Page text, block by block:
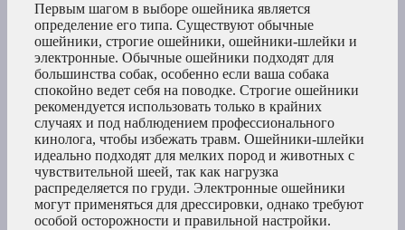
Первым шагом в выборе ошейника является
определение его типа. Существуют обычные
ошейники, строгие ошейники, ошейники-шлейки и
электронные. Обычные ошейники подходят для
большинства собак, особенно если ваша собака
спокойно ведет себя на поводке. Строгие ошейники
рекомендуется использовать только в крайних
случаях и под наблюдением профессионального
кинолога, чтобы избежать травм. Ошейники-шлейки
идеально подходят для мелких пород и животных с
чувствительной шеей, так как нагрузка
распределяется по груди. Электронные ошейники
могут применяться для дрессировки, однако требуют
особой осторожности и правильной настройки.